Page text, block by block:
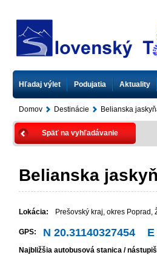
Hľadaj výlet Podujatia Aktuality
Domov Destinácie Belianska
Späť na vyhľadávanie
Belianska
Lokácia: Prešovský kraj okres Poprad
GPS: N 20.31140327454 E
Najbližšia autobusová stanica /